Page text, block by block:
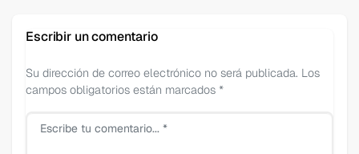
Escribir un comentario
Su dirección de correo electrónico no será publicada. Los
campos obligatorios están marcados *